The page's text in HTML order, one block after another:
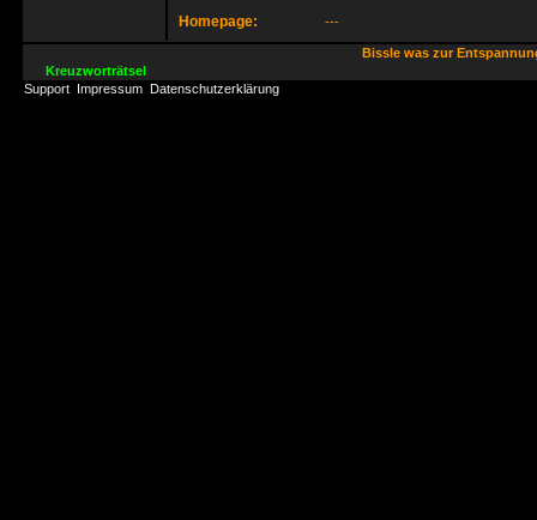
Homepage: ---
Bissle was zur
Kreuzworträtsel
Support Impressum Datenschutzerklärung